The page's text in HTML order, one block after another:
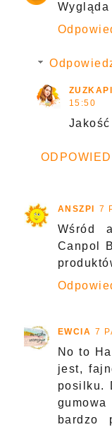
15:50
ANSZPI 7
Wśród
Canpol
EWCIA 7
No to
jest,
posilku.
bardzo